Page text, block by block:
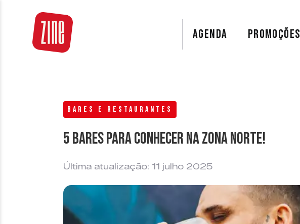
AGENDA PROMOÇÕES
BARES E RESTAURANTES
5 Bares para conhecer na Zona Norte!
Última atualização: 11 julho 2025